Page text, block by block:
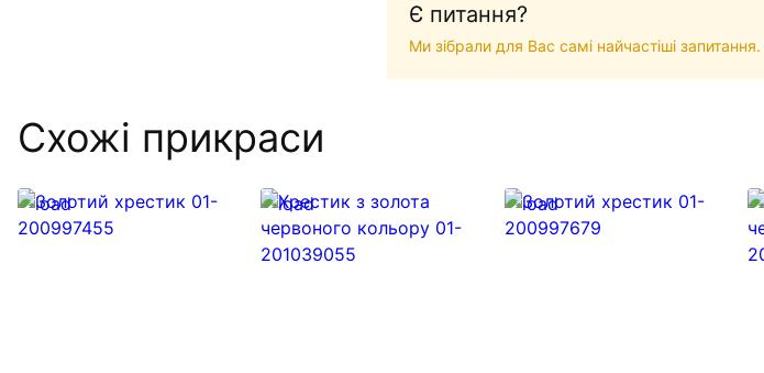
Є питання?
Ми зібрали для Вас самі найчастіші запитання.
Схожі прикраси